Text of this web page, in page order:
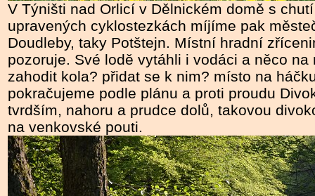
V Týništi nad Orlicí v Dělnickém domě s
upravených cyklostezkách míjíme pak
Doudleby, taky Potštejn. Místní hradní
pozoruje. Své lodě vytáhli i vodáci a něco
zahodit kola? přidat se k nim? místo na
pokračujeme podle plánu a proti proudu
tvrdším, nahoru a prudce dolů, takovou
na venkovské pouti.